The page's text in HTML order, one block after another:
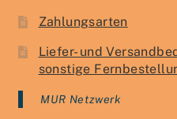
Zahlungsarten
Liefer- und
sonstige
MUR Netzwerk